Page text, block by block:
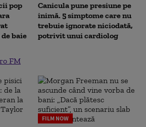
pop
baie
FM
Canicula pune presiune pe
inimă. 5 simptome care nu
trebuie ignorate niciodată,
potrivit unui cardiolog
FILM NOW